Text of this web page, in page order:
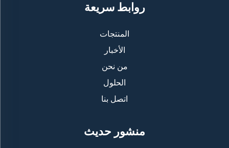
روابط سريعة
المنتجات
الأخبار
من نحن
الحلول
اتصل بنا
منشور حديث